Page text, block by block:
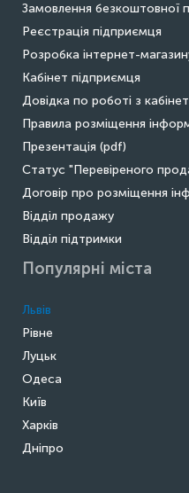
Замовлення безкоштовної
Реєстрація підприємця
Розробка інтернет-
Кабінет підприємця
Довідка по роботі з
Правила розміщення
Презентація (pdf)
Статус "Перевіреного
Договір про розміщення
Відділ продажу
Відділ підтримки
Популярні міста
Львів
Рівне
Луцьк
Одеса
Київ
Харків
Дніпро